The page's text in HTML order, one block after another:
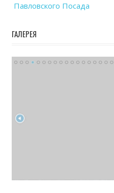
Павловского Посада
ГАЛЕРЕЯ